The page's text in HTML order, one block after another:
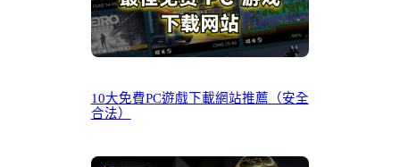
10大免費PC遊戲下載網站推薦（安全
合法）